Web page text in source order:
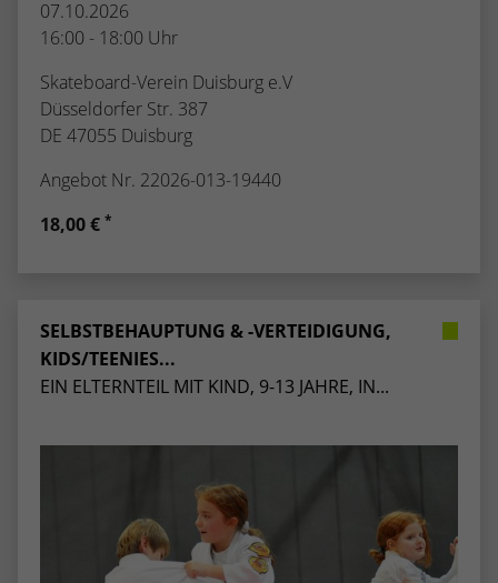
07.10.2026
16:00 - 18:00 Uhr
Skateboard-Verein Duisburg e.V
Düsseldorfer Str. 387
DE 47055 Duisburg
Angebot Nr. 22026-013-19440
18,00 € *
SELBSTBEHAUPTUNG & -VERTEIDIGUNG,
KIDS/TEENIES...
EIN ELTERNTEIL MIT KIND, 9-13 JAHRE, IN...